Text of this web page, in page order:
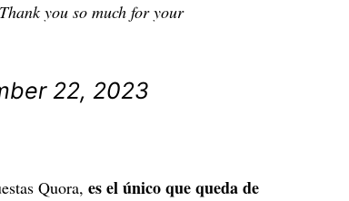
you so much for your
22, 2023
Quora, es el único que queda de